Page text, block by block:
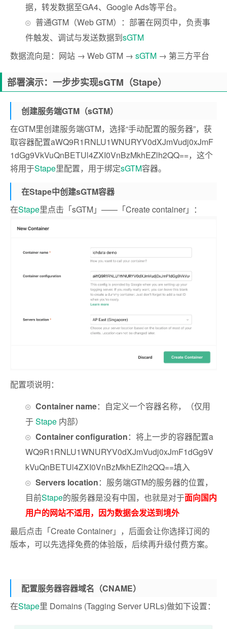
据，转发数据至GA4、Google Ads等平台。
普通GTM（Web GTM）：部署在网页中，负责事
件触发、调试与发送数据到sGTM
数据流向是：网站 → Web GTM → sGTM → 第三方平台
部署演示：一步步实现sGTM（Stape）
创建服务端GTM（sGTM）
在GTM里创建服务端GTM，选择“手动配置的服务器”，获
取容器配置aWQ9R1RNLU1WNURYV0dXJmVudj0xJmF
1dGg9VkVuQnBETUl4ZXI0VnBzMkhEZlh2QQ==，这个
将用于Stape里配置，用于绑定sGTM容器。
在Stape中创建sGTM容器
在Stape里点击「sGTM」——「Create container」：
配置项说明：
Container name：自定义一个容器名称，（仅用
于Stape 内部）
Container configuration：将上一步的容器配置a
WQ9R1RNLU1WNURYV0dXJmVudj0xJmF1dGg9V
kVuQnBETUl4ZXI0VnBzMkhEZlh2QQ==填入
Servers location：服务端GTM的服务器的位置，
目前Stape的服务器是没有中国，也就是对于面向国内
用户的网站不适用，因为数据会发送到境外
最后点击「Create Container」，后面会让你选择订阅的
版本，可以先选择免费的体验版，后续再升级付费方案。
配置服务器容器域名（CNAME）
在Stape里 Domains (Tagging Server URLs)做如下设置：